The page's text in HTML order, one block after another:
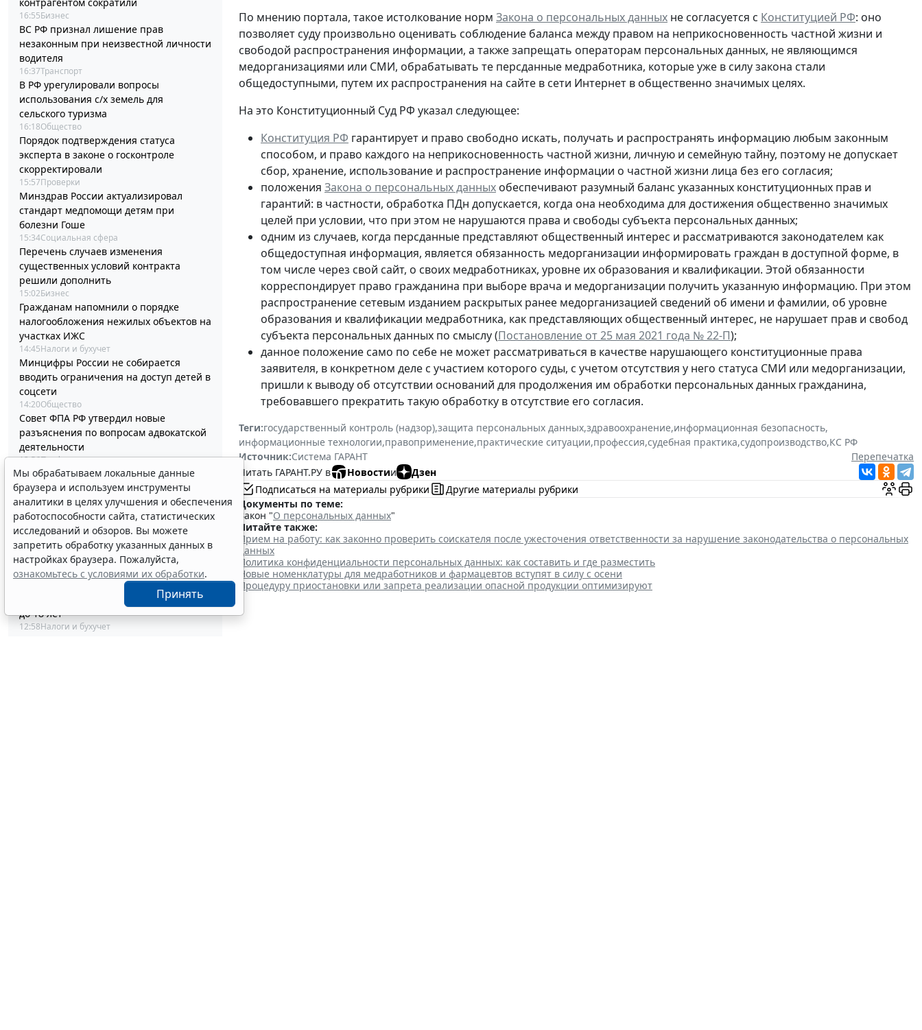
16:55Бизнес
ВС РФ признал лишение прав
незаконным при неизвестной личности
водителя
16:37Транспорт
В РФ урегулировали вопросы
использования с/х земель для
сельского туризма
16:18Общество
Порядок подтверждения статуса
эксперта в законе о госконтроле
скорректировали
15:57Проверки
Минздрав России актуализировал
стандарт медпомощи детям при
болезни Гоше
15:34Социальная сфера
Перечень случаев изменения
существенных условий контракта
решили дополнить
15:02Бизнес
Гражданам напомнили о порядке
налогообложения нежилых объектов на
участках ИЖС
14:45Налоги и бухучет
Минцифры России не собирается
вводить ограничения на доступ детей в
соцсети
14:20Общество
Совет ФПА РФ утвердил новые
разъяснения по вопросам адвокатской
деятельности
13:56Профессия
Каким документом оформить
реклассификацию задолженности
подотчетного лица
13:37Бюджетный учет
Определены особенности включения
частных медорганизаций в реестр
системы ОМС
13:19Социальная сфера
Спецрежим НПД вправе применять
несовершеннолетние в возрасте от 14
до 18 лет
12:58Налоги и бухучет
По мнению портала, такое истолкование норм Закона о персональных данных не согласуется с Конституцией РФ: оно
позволяет суду произвольно оценивать соблюдение баланса между правом на неприкосновенность частной жизни и
свободой распространения информации, а также запрещать операторам персональных данных, не являющимся
медорганизациями или СМИ, обрабатывать те персданные медработника, которыеуже в силу закона стали
общедоступными, путем их распространения на сайте в сети Интернет в общественно значимых целях.
На это Конституционный Суд РФ указал следующее:
Конституция РФ гарантирует и право свободно искать, получать и распространять информацию любым законным
способом, и право каждого на неприкосновенность частной жизни, личную и семейную тайну, поэтому не допускает
сбор, хранение, использование и распространение информации о частной жизни лица без его согласия;
положения Закона о персональных данных обеспечивают разумный баланс указанных конституционных прав и
гарантий: в частности, обработка ПДн допускается, когда она необходима для достижения общественно значимых
целей при условии, что при этом не нарушаются права и свободы субъекта персональных данных;
одним из случаев, когда персданные представляют общественный интерес и рассматриваются законодателем как
общедоступная информация, является обязанность медорганизации информировать граждан в доступной форме, в
том числе через свой сайт, о своих медработниках, уровне их образования и квалификации. Этой обязанности
корреспондирует право гражданина при выборе врача и медорганизации получить указанную информацию. При этом
распространение сетевым изданием раскрытых ранее медорганизацией сведений об имени и фамилии, об уровне
образования и квалификации медработника, как представляющих общественный интерес, не нарушает прав и свобод
субъекта персональных данных по смыслу (Постановление от 25 мая 2021 года № 22-П);
данное положение само по себе не может рассматриваться в качестве нарушающего конституционные права
заявителя, в конкретном деле с участием которого суды, с учетом отсутствия у него статуса СМИ или медорганизации,
пришли к выводу об отсутствии оснований для продолжения им обработки персональных данных гражданина,
требовавшего прекратить такую обработку в отсутствие его согласия.
Теги:государственный контроль (надзор),защита персональных данных,здравоохранение,информационная безопасность,
информационные технологии,правоприменение,практические ситуации,профессия,судебная практика,судопроизводство,КС РФ
Источник:Система ГАРАНТ
Перепечатка
Читать ГАРАНТ.РУ в
Новостии
Дзен
Подписаться на материалы рубрики
Другие материалы рубрики
Документы по теме:
Закон "О персональных данных"
Читайте также:
Прием на работу: как законно проверить соискателя после ужесточения ответственности за нарушение законодательства о персональных
данных
Политика конфиденциальности персональных данных: как составить и где разместить
Новые номенклатуры для медработников и фармацевтов вступят в силу с осени
Процедуру приостановки или запрета реализации опасной продукции оптимизируют
Мы обрабатываем локальные данные
браузера и используем инструменты
аналитики в целях улучшения и обеспечения
работоспособности сайта, статистических
исследований и обзоров. Вы можете
запретить обработку указанных данных в
настройках браузера. Пожалуйста,
ознакомьтесь с условиями их обработки.
Принять